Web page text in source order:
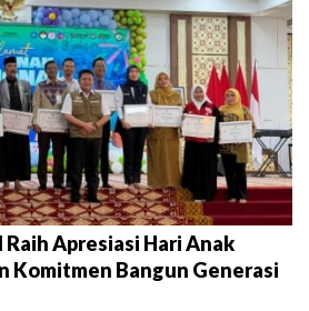
Raih Apresiasi Hari Anak
Komitmen Bangun Generasi